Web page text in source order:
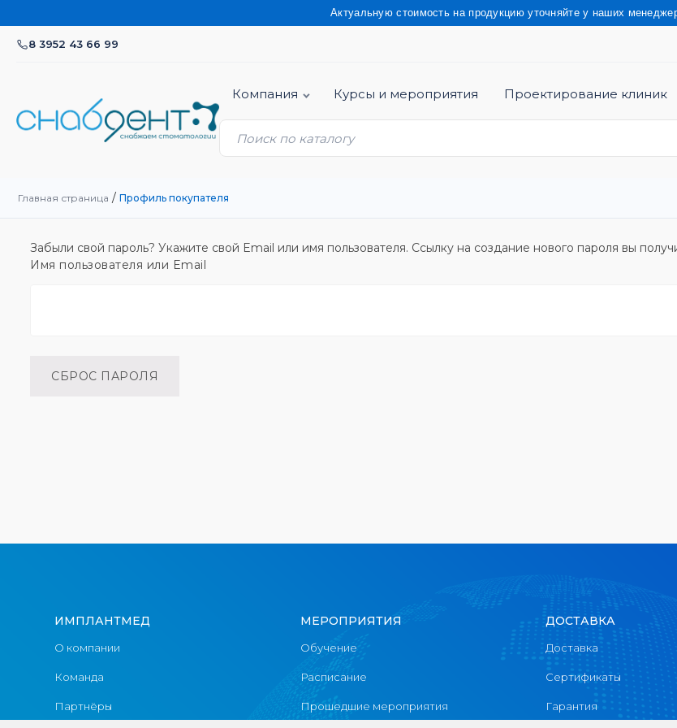
Актуальную стоимость на продукцию уточняйте у наших менеджеров
8 3952 43 66 99
Компания Курсы и мероприятия Проектирование клиник
Главная страница / Профиль покупателя
Забыли свой пароль? Укажите свой Email или имя пользователя. Ссылку на создание нового пароля вы
Имя пользователя или Email
СБРОС ПАРОЛЯ
ИМПЛАНТМЕД
О компании
Команда
Партнёры
МЕРОПРИЯТИЯ
Обучение
Расписание
Прошедшие мероприятия
ДОСТАВКА
Доставка
Сертификаты
Гарантия